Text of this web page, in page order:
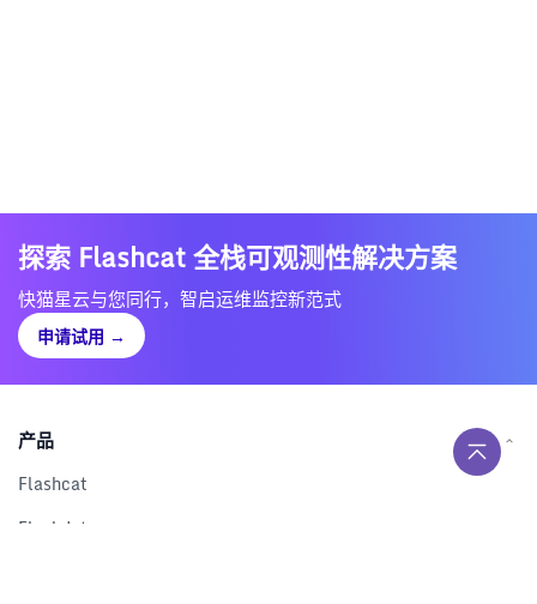
探索 Flashcat 全栈可观测性解决方案
快猫星云与您同行，智启运维监控新范式
申请试用 →
产品
Flashcat
Flashduty